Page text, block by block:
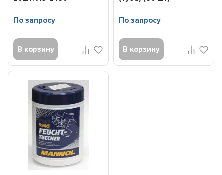
По запросу
В корзину
По запросу
В корзину